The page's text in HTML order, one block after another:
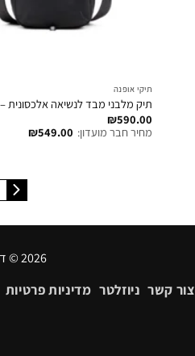
תיקי אופנה
תיק מלבני מבד לנשיאה אלכסונית
₪590.00
מחיר חבר מועדון:
₪549.00
2026 © דיזל ישראל | פולימוד 1994 בע״מ
צור קשר ניוזלטר מדיניות פרטיות